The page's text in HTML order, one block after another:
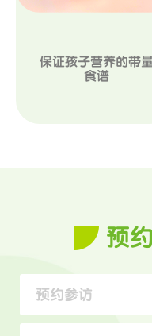
保证孩子营养的带
食谱
预